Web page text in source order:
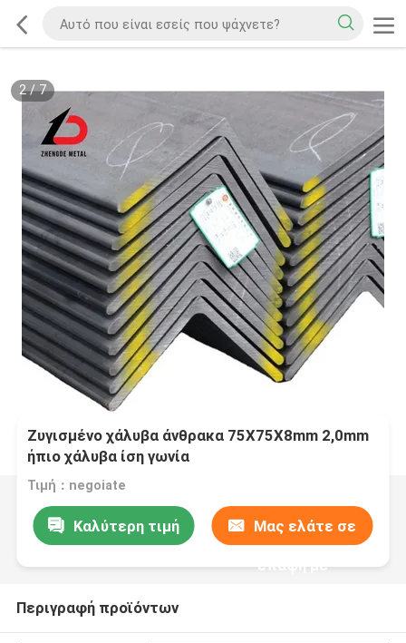
2/7
Ζυγισμένο χάλυβα άνθρακα 75X75X8mm 2,0mm
ήπιο χάλυβα ίση γωνία
Τιμή：negoiate
Καλύτερη τιμή Μας ελάτε σε
επαφή με
Περιγραφή προϊόντων